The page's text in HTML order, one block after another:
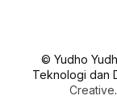
© Yudho
Teknologi dan
Creative